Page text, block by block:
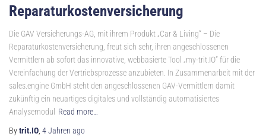
Reparaturkostenversicherung
Die GAV Versicherungs-AG, mit ihrem Produkt „Car & Living“ – Die
Reparaturkostenversicherung, freut sich sehr, ihren angeschlossenen
Vermittlern ab sofort das innovative, webbasierte Tool „my-trit.IO“ für die
Vereinfachung der Vertriebsprozesse anzubieten. In Zusammenarbeit mit der
sales.engine GmbH steht den angeschlossenen GAV-Vermittlern damit
zukünftig ein neuartiges digitales und vollständig automatisiertes
Analysemodul
Read more…
Bytrit.IO 4 Jahren ago